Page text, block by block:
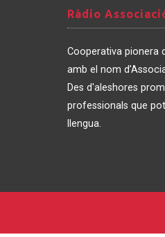
Ràdio
Associació
de
Catalunya
Ràdio
Cooperativa pionera
amb el nom
Des d'aleshores
professionals que
llengua.